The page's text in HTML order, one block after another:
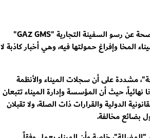
«تابعت مؤسسة موانئ البحر الأحمر ما تم تداوله من أخبار عارية عن الصحة عن رسو السفينة التجارية "GAZ GMS"
المخا وإفراغ حمولتها فيه، وهي أخبار كاذبة لا
مشددة على أن سجلات الميناء والأنظمة
حيث أن المؤسسة وإدارة الميناء تتبعان
الدولية والقرارات ذات الصلة، ولا تقبلان
بضائع مخالفة.